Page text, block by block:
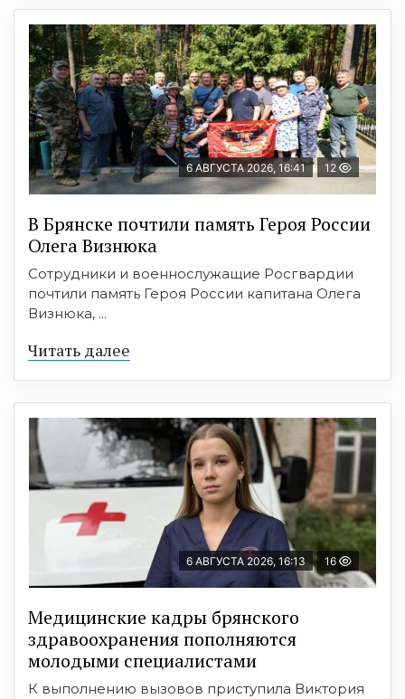
6 АВГУСТА 2026, 16:41 12
В Брянске почтили память Героя России
Олега Визнюка
Сотрудники и военнослужащие Росгвардии
почтили память Героя России капитана Олега
Визнюка, ...
Читать далее
6 АВГУСТА 2026, 16:13 16
Медицинские кадры брянского
здравоохранения пополняются
молодыми специалистами
К выполнению вызовов приступила Виктория